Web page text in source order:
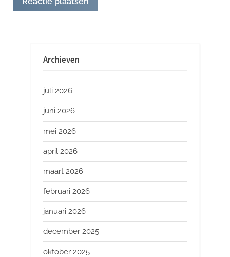
Archieven
juli 2026
juni 2026
mei 2026
april 2026
maart 2026
februari 2026
januari 2026
december 2025
oktober 2025